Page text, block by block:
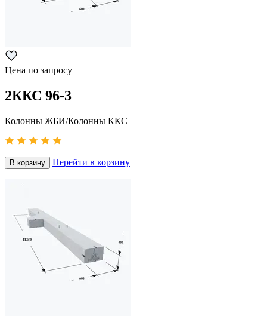
Цена по запросу
2ККС 96-3
Колонны ЖБИ/Колонны ККС
В корзину Перейти в корзину